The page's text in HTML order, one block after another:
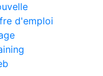
d'emploi